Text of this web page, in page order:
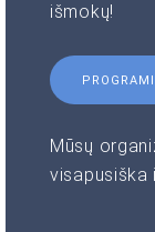
išmokų!
Mūsų
visapusiška